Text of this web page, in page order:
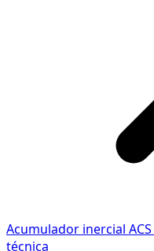
Acumulador inercial ACS
técnica